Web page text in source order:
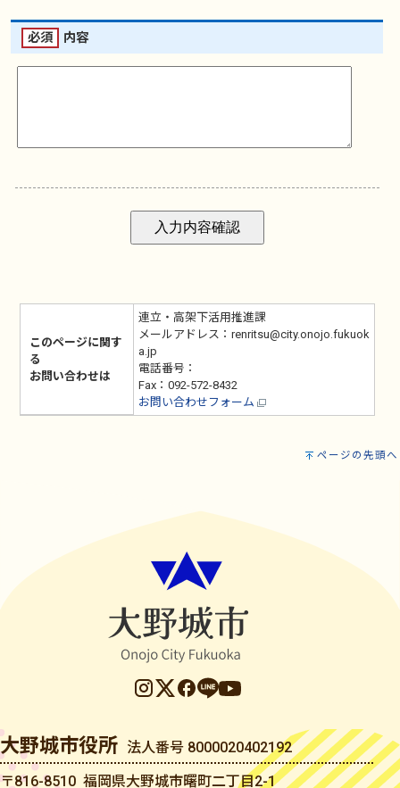
必須 内容
このページに関す
る
お問い合わせは
連立・高架下活用推進課
メールアドレス：renritsu@city.onojo.fukuok
a.jp
電話番号：
Fax：092-572-8432
お問い合わせフォーム
ページの先頭へ
大野城市役所 法人番号 8000020402192
〒816-8510 福岡県大野城市曙町二丁目2-1